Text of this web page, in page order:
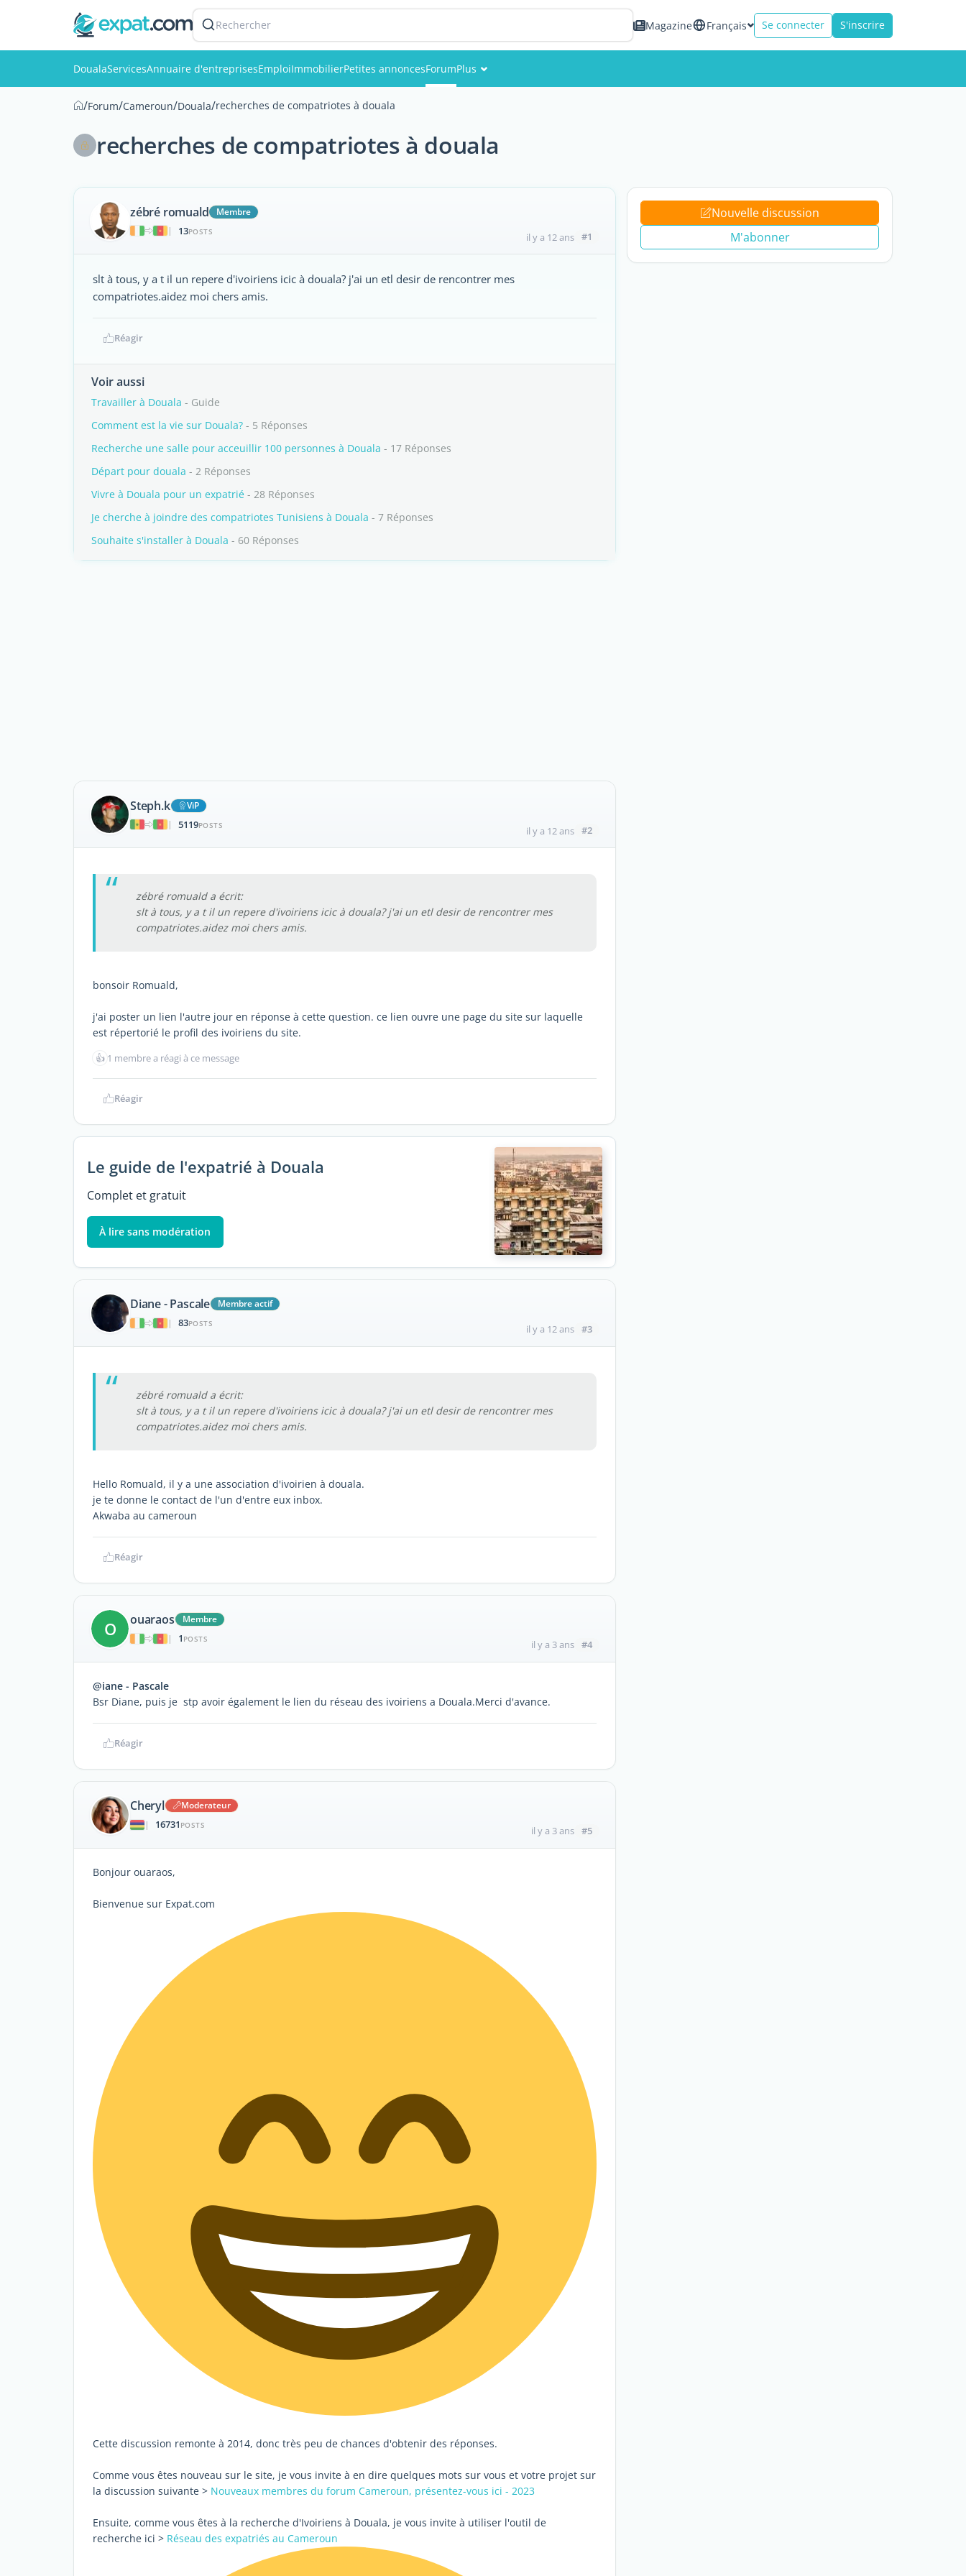
Rechercher Magazine Français Se connecter S'inscrire
DoualaServicesAnnuaire d'entreprisesEmploiImmobilierPetites annoncesForumPlus
Membres
/Forum/Cameroun/Douala/recherches de compatriotes à douala
recherches de compatriotes à douala
zébré romuald
Membre
|
13POSTS il y a 12 ans #1
slt à tous, y a t il un repere d'ivoiriens icic à douala? j'ai un etl desir de rencontrer mes
compatriotes.aidez moi chers amis.
Réagir
Voir aussi
Travailler à Douala - Guide
Comment est la vie sur Douala? - 5 Réponses
Recherche une salle pour acceuillir 100 personnes à Douala - 17 Réponses
Départ pour douala - 2 Réponses
Vivre à Douala pour un expatrié - 28 Réponses
Je cherche à joindre des compatriotes Tunisiens à Douala - 7 Réponses
Souhaite s'installer à Douala - 60 Réponses
Steph.k
ViP
|
5119POSTS il y a 12 ans #2
zébré romuald a écrit:
slt à tous, y a t il un repere d'ivoiriens icic à douala? j'ai un etl desir de rencontrer mes
compatriotes.aidez moi chers amis.
bonsoir Romuald,
j'ai poster un lien l'autre jour en réponse à cette question. ce lien ouvre une page du site sur laquelle
est répertorié le profil des ivoiriens du site.
👍 1 membre a réagi à ce message
Réagir
Le guide de l'expatrié à Douala
Complet et gratuit
À lire sans modération
Diane - Pascale
Membre actif
|
83POSTS il y a 12 ans #3
zébré romuald a écrit:
slt à tous, y a t il un repere d'ivoiriens icic à douala? j'ai un etl desir de rencontrer mes
compatriotes.aidez moi chers amis.
Hello Romuald, il y a une association d'ivoirien à douala.
je te donne le contact de l'un d'entre eux inbox.
Akwaba au cameroun
Réagir
O ouaraos
Membre
|
1 POSTS il y a 3 ans #4
@iane - Pascale
Bsr Diane, puis je stp avoir également le lien du réseau des ivoiriens a Douala.Merci d'avance.
Réagir
Cheryl
Moderateur
|
16731 POSTS il y a 3 ans #5
Bonjour ouaraos,
Bienvenue sur Expat.com
Cette discussion remonte à 2014, donc très peu de chances d'obtenir des réponses.
Comme vous êtes nouveau sur le site, je vous invite à en dire quelques mots sur vous et votre projet sur
la discussion suivante > Nouveaux membres du forum Cameroun, présentez-vous ici - 2023
Ensuite, comme vous êtes à la recherche d'Ivoiriens à Douala, je vous invite à utiliser l'outil de
recherche ici > Réseau des expatriés au Cameroun
Nouvelle discussion
M'abonner